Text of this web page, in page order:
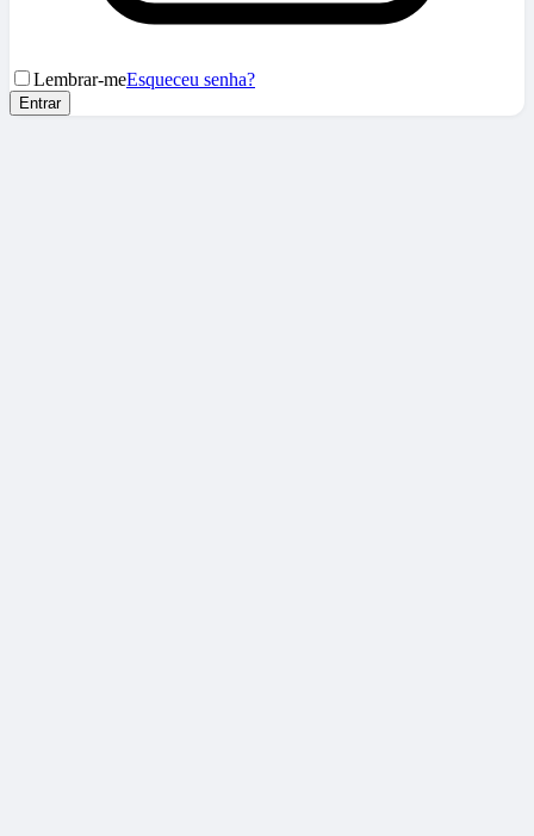
Lembrar-meEsqueceu senha?
Entrar